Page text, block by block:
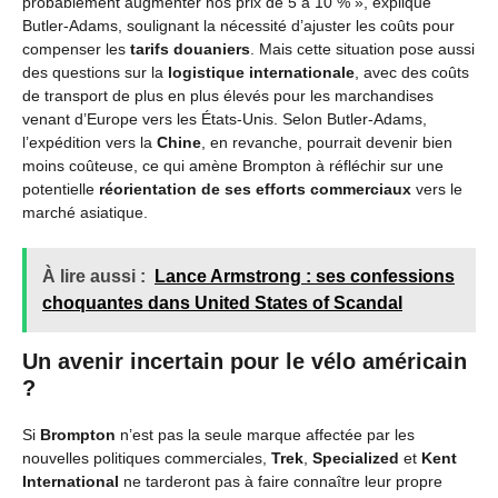
Butler-Adams, soulignant la nécessité d’ajuster les coûts pour
compenser les tarifs douaniers . Mais cette situation pose aussi
des questions sur la logistique internationale , avec des coûts
de transport de plus en plus élevés pour les marchandises
venant d’Europe vers les États-Unis. Selon Butler-Adams,
l’expédition vers la Chine , en revanche, pourrait devenir bien
moins coûteuse, ce qui amène Brompton à réfléchir sur une
potentielle réorientation de ses efforts commerciaux vers le
marché asiatique.
À lire aussi :
Lance Armstrong : ses confessions
choquantes dans United States of Scandal
Un avenir incertain pour le vélo américain
?
Si Brompton n’est pas la seule marque affectée par les
nouvelles politiques commerciales, Trek Specialized et Kent
International ne tarderont pas à faire connaître leur propre